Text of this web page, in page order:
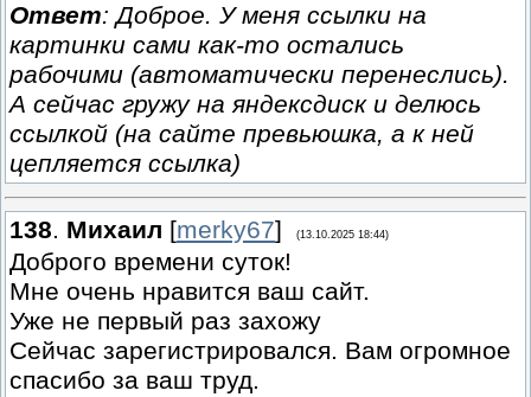
Ответ: Доброе. У меня ссылки на
картинки сами как-то остались
рабочими (автоматически перенеслись).
А сейчас гружу на яндексдиск и делюсь
ссылкой (на сайте превьюшка, а к ней
цепляется ссылка)
138. Михаил [merky67] (13.10.2025 18:44)
Доброго времени суток!
Мне очень нравится ваш сайт.
Уже не первый раз захожу
Сейчас зарегистрировался. Вам огромное
спасибо за ваш труд.